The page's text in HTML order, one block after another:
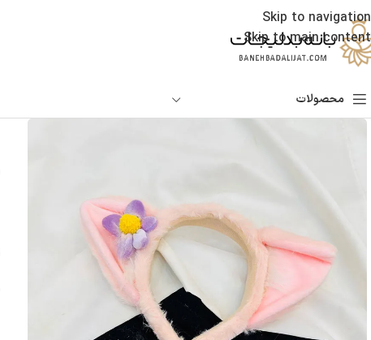
Skip to navigation
Skip to main content
محصولات